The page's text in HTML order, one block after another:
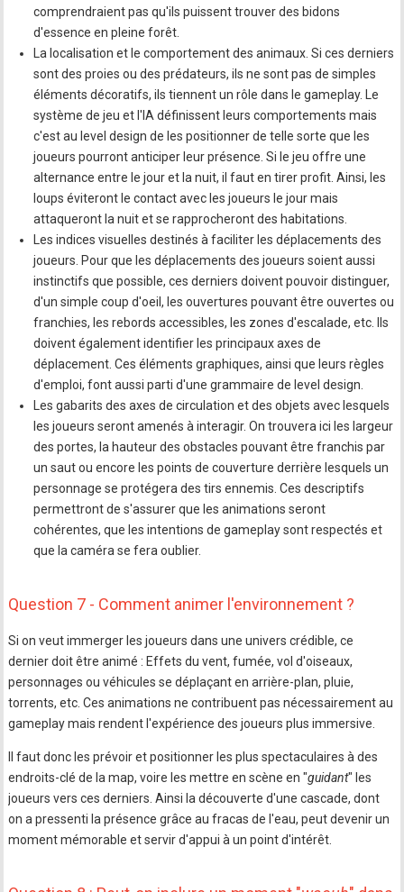
comprendraient pas qu'ils puissent trouver des bidons
d'essence en pleine forêt.
La localisation et le comportement des animaux. Si ces derniers
sont des proies ou des prédateurs, ils ne sont pas de simples
éléments décoratifs, ils tiennent un rôle dans le gameplay. Le
système de jeu et l'IA définissent leurs comportements mais
c'est au level design de les positionner de telle sorte que les
joueurs pourront anticiper leur présence. Si le jeu offre une
alternance entre le jour et la nuit, il faut en tirer profit. Ainsi, les
loups éviteront le contact avec les joueurs le jour mais
attaqueront la nuit et se rapprocheront des habitations.
Les indices visuelles destinés à faciliter les déplacements des
joueurs. Pour que les déplacements des joueurs soient aussi
instinctifs que possible, ces derniers doivent pouvoir distinguer,
d'un simple coup d'oeil, les ouvertures pouvant être ouvertes ou
franchies, les rebords accessibles, les zones d'escalade, etc. Ils
doivent également identifier les principaux axes de
déplacement. Ces éléments graphiques, ainsi que leurs règles
d'emploi, font aussi parti d'une grammaire de level design.
Les gabarits des axes de circulation et des objets avec lesquels
les joueurs seront amenés à interagir. On trouvera ici les largeur
des portes, la hauteur des obstacles pouvant être franchis par
un saut ou encore les points de couverture derrière lesquels un
personnage se protégera des tirs ennemis. Ces descriptifs
permettront de s'assurer que les animations seront
cohérentes, que les intentions de gameplay sont respectés et
que la caméra se fera oublier.
Question 7 - Comment animer l'environnement ?
Si on veut immerger les joueurs dans une univers crédible, ce
dernier doit être animé : Effets du vent, fumée, vol d'oiseaux,
personnages ou véhicules se déplaçant en arrière-plan, pluie,
torrents, etc. Ces animations ne contribuent pas nécessairement au
gameplay mais rendent l'expérience des joueurs plus immersive.
Il faut donc les prévoir et positionner les plus spectaculaires à des
endroits-clé de la map, voire les mettre en scène en "guidant" les
joueurs vers ces derniers. Ainsi la découverte d'une cascade, dont
on a pressenti la présence grâce au fracas de l'eau, peut devenir un
moment mémorable et servir d'appui à un point d'intérêt.